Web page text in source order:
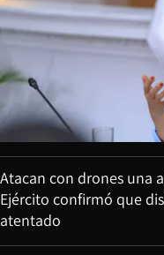
Atacan con drones una
Ejército confirmó que
atentado